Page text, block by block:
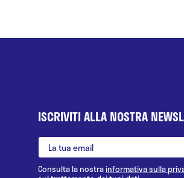
ISCRIVITI ALLA NOSTRA
Consulta la nostrainformativa sulla